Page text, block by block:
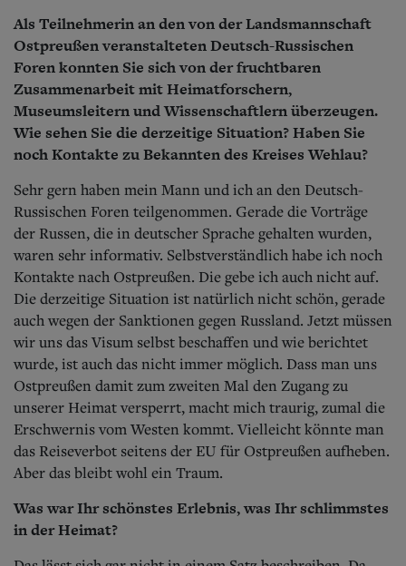
Als Teilnehmerin an den von der Landsmannschaft
Ostpreußen veranstalteten Deutsch-Russischen
Foren konnten Sie sich von der fruchtbaren
Zusammenarbeit mit Heimatforschern,
Museumsleitern und Wissenschaftlern überzeugen.
Wie sehen Sie die derzeitige Situation? Haben Sie
noch Kontakte zu Bekannten des Kreises Wehlau?
Sehr gern haben mein Mann und ich an den Deutsch-
Russischen Foren teilgenommen. Gerade die Vorträge
der Russen, die in deutscher Sprache gehalten wurden,
waren sehr informativ. Selbstverständlich habe ich noch
Kontakte nach Ostpreußen. Die gebe ich auch nicht auf.
Die derzeitige Situation ist natürlich nicht schön, gerade
auch wegen der Sanktionen gegen Russland. Jetzt müssen
wir uns das Visum selbst beschaffen und wie berichtet
wurde, ist auch das nicht immer möglich. Dass man uns
Ostpreußen damit zum zweiten Mal den Zugang zu
unserer Heimat versperrt, macht mich traurig, zumal die
Erschwernis vom Westen kommt. Vielleicht könnte man
das Reiseverbot seitens der EU für Ostpreußen aufheben.
Aber das bleibt wohl ein Traum.
Was war Ihr schönstes Erlebnis, was Ihr schlimmstes
in der Heimat?